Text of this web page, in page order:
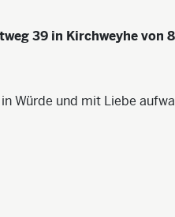
39 in Kirchweyhe von
Würde und mit Liebe